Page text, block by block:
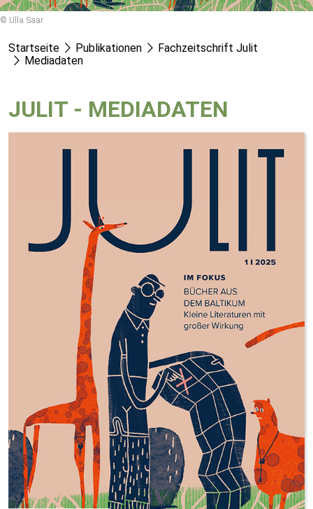
© Ulla Saar
Startseite Publikationen
Fachzeitschrift Julit
Mediadaten
JULIT - MEDIADATEN